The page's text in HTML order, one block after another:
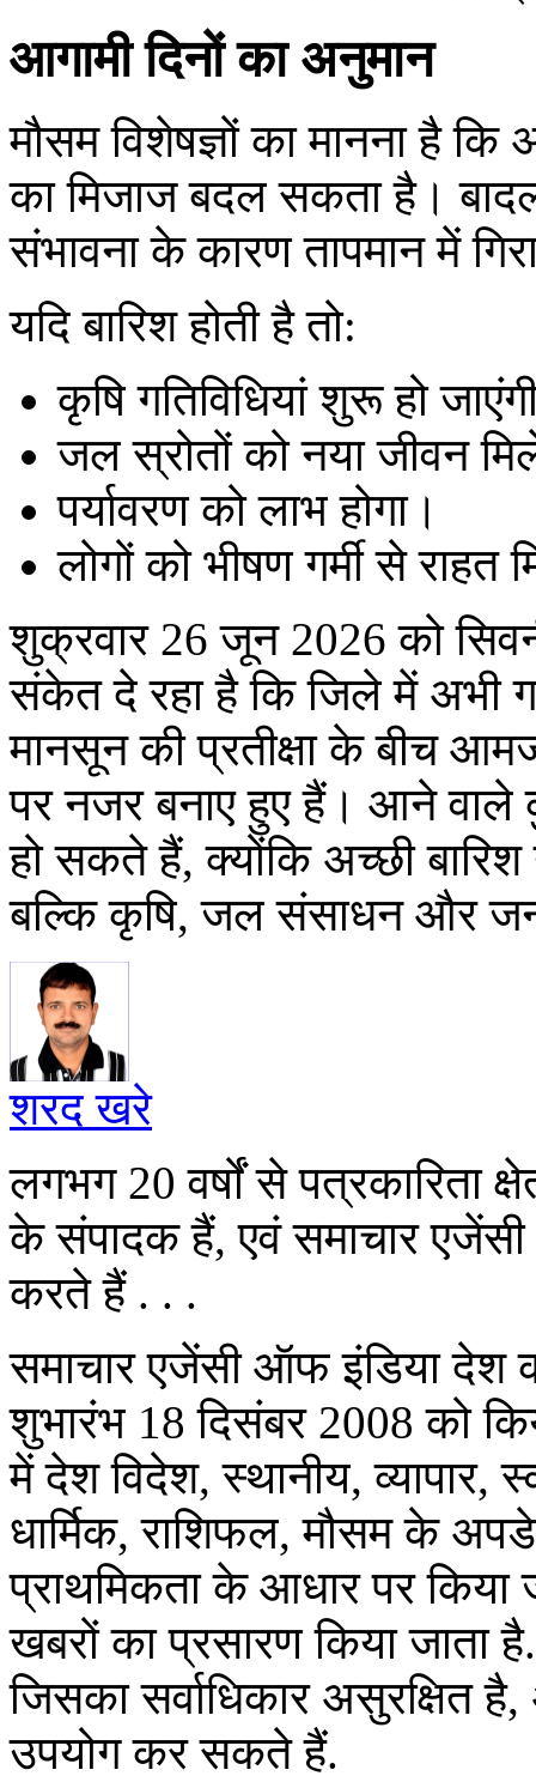
आगामी दिनों का अनुमान
मौसम विशेषज्ञों का मानना है
का मिजाज बदल सकता है।
संभावना के कारण तापमान में
यदि बारिश होती है तो:
कृषि गतिविधियां शुरू हो
जल स्रोतों को नया जीवन
पर्यावरण को लाभ होगा।
लोगों को भीषण गर्मी से राहत
शुक्रवार 26 जून 2026 को
संकेत दे रहा है कि जिले में अभी
मानसून की प्रतीक्षा के बीच
पर नजर बनाए हुए हैं। आने वाले
हो सकते हैं, क्योंकि अच्छी
बल्कि कृषि, जल संसाधन और
शरद खरे
लगभग 20 वर्षों से पत्रकारिता
के संपादक हैं, एवं समाचार
करते हैं . . .
समाचार एजेंसी ऑफ इंडिया देश
शुभारंभ 18 दिसंबर 2008 को
में देश विदेश, स्थानीय, व्यापार,
धार्मिक, राशिफल, मौसम के
प्राथमिकता के आधार पर किया
खबरों का प्रसारण किया जाता
जिसका सर्वाधिकार असुरक्षित
उपयोग कर सकते हैं.